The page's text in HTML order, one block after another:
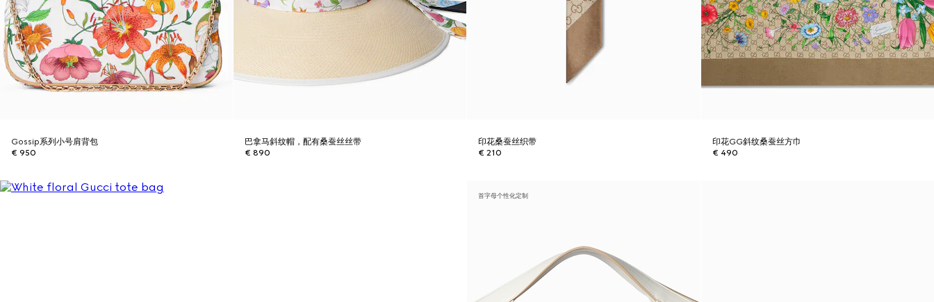
Gossip系列小号肩背包
€ 950
巴拿马斜纹帽，配有桑蚕丝丝带
€ 890
印花桑蚕丝织带
€ 210
印花GG斜纹桑蚕丝方巾
€ 490
首字母个性化定制